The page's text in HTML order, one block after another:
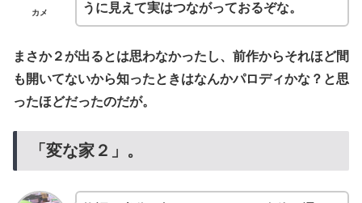
カメ
うに見えて実はつながっておるぞな。
まさか２が出るとは思わなかったし、前作からそれほど間
も開いてないから知ったときはなんかパロディかな？と思
ったほどだったのだが。
「変な家２」。